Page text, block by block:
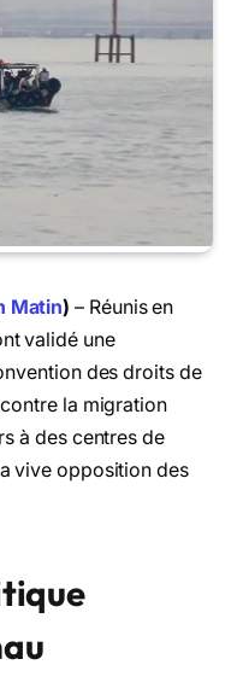
Matin) – Réunis en
validé une
des droits de
la migration
à des centres de
vive opposition des